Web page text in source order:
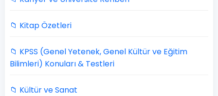
📁 Kitap Özetleri
📁 KPSS (Genel Yetenek, Genel Kültür ve Eğitim
Bilimleri) Konuları & Testleri
📁 Kültür ve Sanat